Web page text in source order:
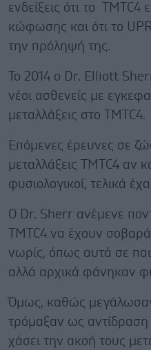
ενδείξεις ότι το TMTC4
κώφωσης και ότι το
την πρόληψή της.
Το 2014 ο Dr. Elliott
νέοι ασθενείς με
μεταλλάξεις στο TMTC4.
Επόμενες έρευνες σε
μεταλλάξεις TMTC4 αν
φυσιολογικοί, τελικά
Ο Dr. Sherr ανέμενε
TMTC4 να έχουν
νωρίς, όπως αυτά σε
αλλά αρχικά φάνηκαν
Όμως, καθώς
τρόμαξαν ως
χάσει την ακοή τους